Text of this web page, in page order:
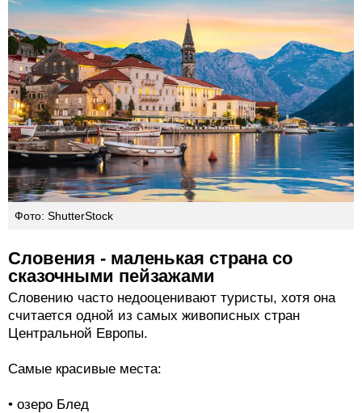
Фото: ShutterStock
Словения - маленькая страна со
сказочными пейзажами
Словению часто недооценивают туристы, хотя она
считается одной из самых живописных стран
Центральной Европы.
Самые красивые места:
• озеро Блед